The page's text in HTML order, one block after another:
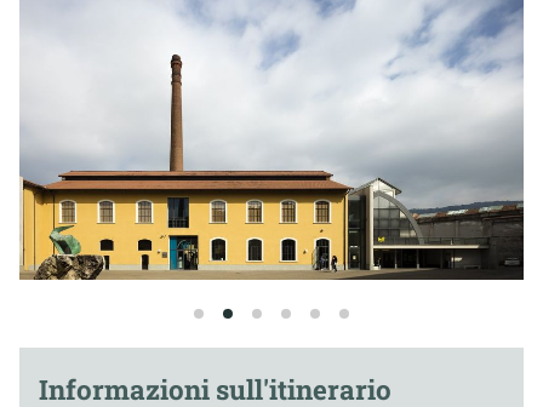
1 2 3 4 5 6
Informazioni sull'itinerario